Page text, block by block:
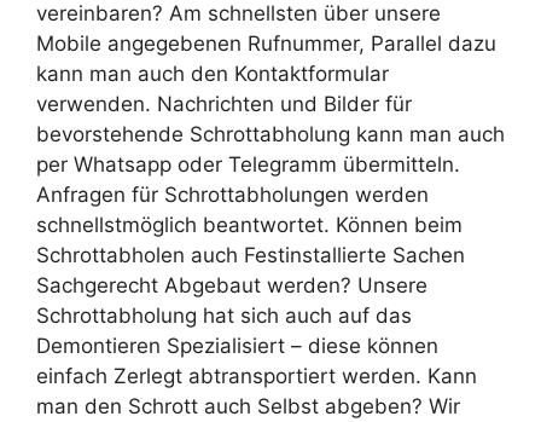
vereinbaren? Am schnellsten über unsere
Mobile angegebenen Rufnummer, Parallel dazu
kann man auch den Kontaktformular
verwenden. Nachrichten und Bilder für
bevorstehende Schrottabholung kann man auch
per Whatsapp oder Telegramm übermitteln.
Anfragen für Schrottabholungen werden
schnellstmöglich beantwortet. Können beim
Schrottabholen auch Festinstallierte Sachen
Sachgerecht Abgebaut werden? Unsere
Schrottabholung hat sich auch auf das
Demontieren Spezialisiert – diese können
einfach Zerlegt abtransportiert werden. Kann
man den Schrott auch Selbst abgeben? Wir